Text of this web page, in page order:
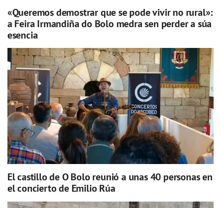
«Queremos demostrar que se pode vivir no rural»:
a Feira Irmandiña do Bolo medra sen perder a súa
esencia
El castillo de O Bolo reunió a unas 40 personas en
el concierto de Emilio Rúa